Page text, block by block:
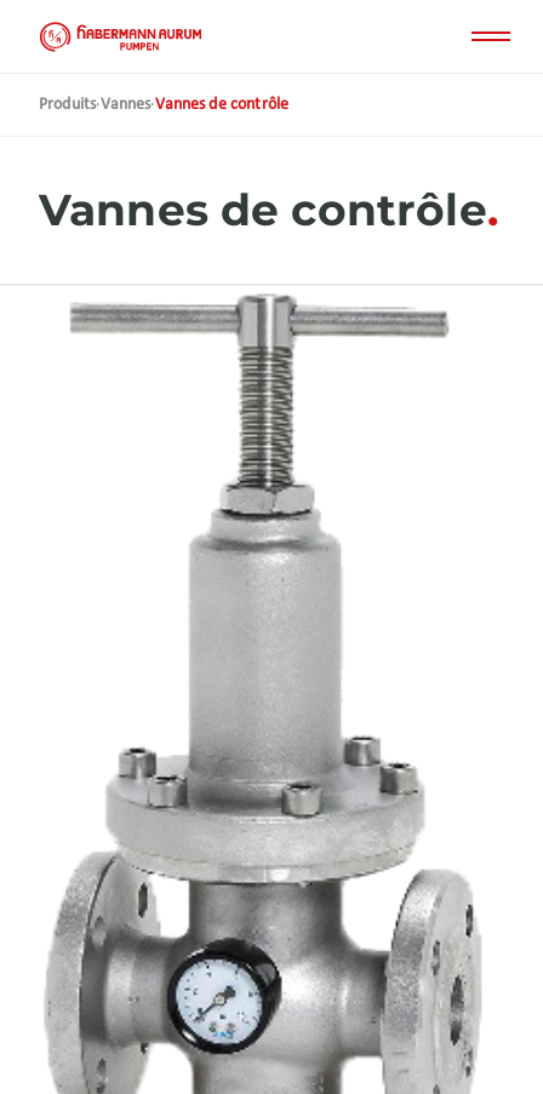
contenu
Produits·Vannes·Vannes de contrôle
Vannes de contrôle